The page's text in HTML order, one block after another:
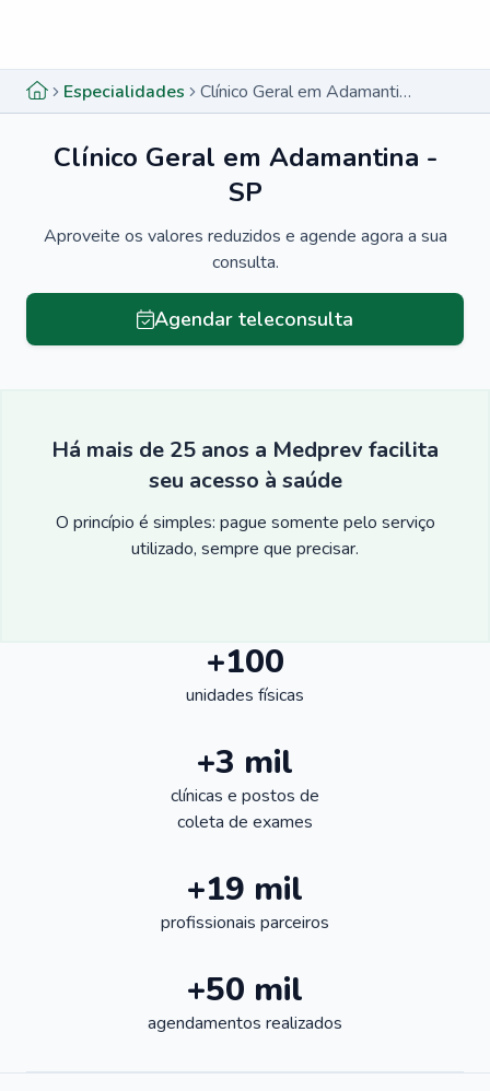
Especialidades Clínico Geral em Adamantina - SP
Clínico Geral em Adamantina -
SP
Aproveite os valores reduzidos e agende agora a sua
consulta.
Agendar teleconsulta
Há mais de 25 anos a Medprev facilita
seu acesso à saúde
O princípio é simples: pague somente pelo serviço
utilizado, sempre que precisar.
+100
unidades físicas
+3 mil
clínicas e postos de
coleta de exames
+19 mil
profissionais parceiros
+50 mil
agendamentos realizados